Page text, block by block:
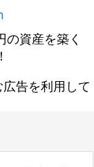
の資産を築く
告を利用して